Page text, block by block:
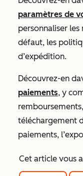
paramètres de
personnaliser
défaut, les
d’expédition.
Découvrez-en
paiements, y
téléchargement
paiements,
Cet article vous